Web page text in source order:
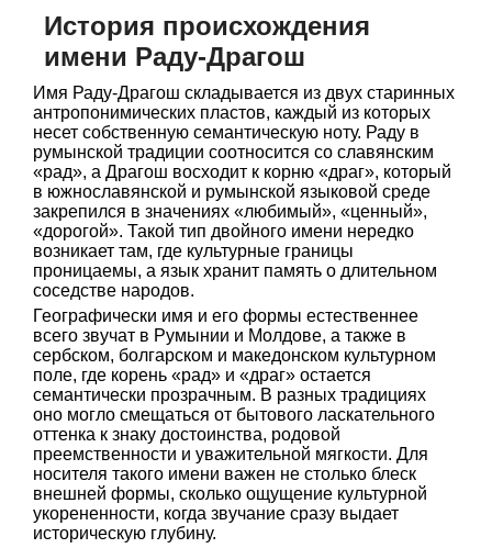
История происхождения
имени Раду-Драгош
Имя Раду-Драгош складывается из двух старинных
антропонимических пластов, каждый из которых
несет собственную семантическую ноту. Раду в
румынской традиции соотносится со славянским
«рад», а Драгош восходит к корню «драг», который
в южнославянской и румынской языковой среде
закрепился в значениях «любимый», «ценный»,
«дорогой». Такой тип двойного имени нередко
возникает там, где культурные границы
проницаемы, а язык хранит память о длительном
соседстве народов.
Географически имя и его формы естественнее
всего звучат в Румынии и Молдове, а также в
сербском, болгарском и македонском культурном
поле, где корень «рад» и «драг» остается
семантически прозрачным. В разных традициях
оно могло смещаться от бытового ласкательного
оттенка к знаку достоинства, родовой
преемственности и уважительной мягкости. Для
носителя такого имени важен не столько блеск
внешней формы, сколько ощущение культурной
укорененности, когда звучание сразу выдает
историческую глубину.